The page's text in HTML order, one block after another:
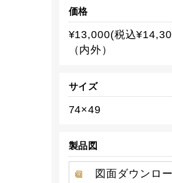
価格
¥13,000(税込
（内外）
サイズ
74×49
製品図
図面ダウンロ